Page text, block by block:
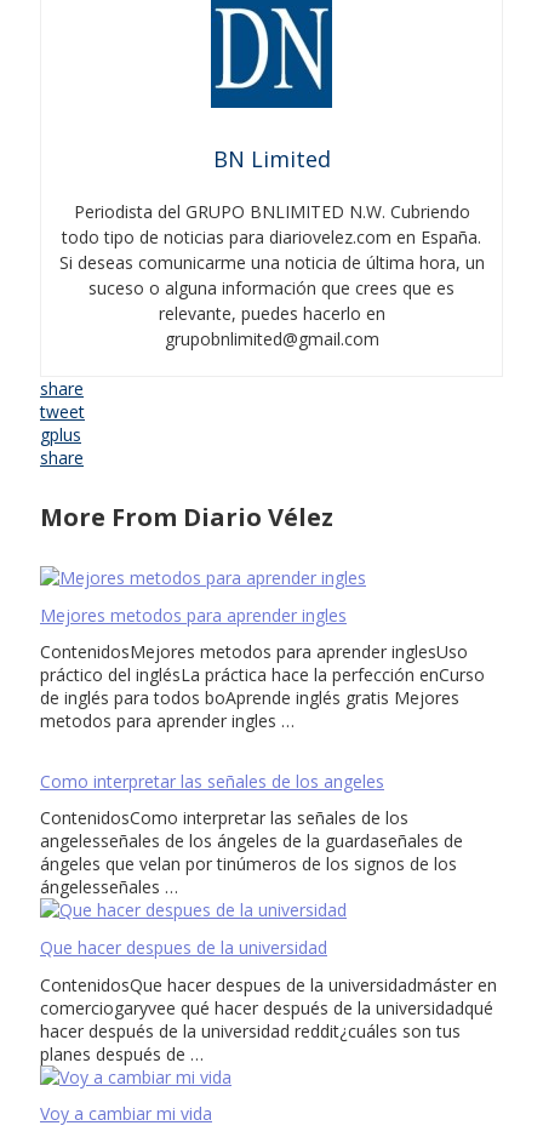
BN Limited
Periodista del GRUPO BNLIMITED N.W. Cubriendo
todo tipo de noticias para diariovelez.com en España.
Si deseas comunicarme una noticia de última hora, un
suceso o alguna información que crees que es
relevante, puedes hacerlo en
grupobnlimited@gmail.com
share
tweet
gplus
share
More From Diario Vélez
Mejores metodos para aprender ingles
ContenidosMejores metodos para aprender inglesUso
práctico del inglésLa práctica hace la perfección enCurso
de inglés para todos boAprende inglés gratis Mejores
metodos para aprender ingles …
Como interpretar las señales de los angeles
ContenidosComo interpretar las señales de los
angelesseñales de los ángeles de la guardaseñales de
ángeles que velan por tinúmeros de los signos de los
ángelesseñales …
Que hacer despues de la universidad
ContenidosQue hacer despues de la universidadmáster en
comerciogaryvee qué hacer después de la universidadqué
hacer después de la universidad reddit¿cuáles son tus
planes después de …
Voy a cambiar mi vida